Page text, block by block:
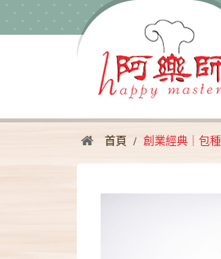
首頁 創業經典｜包